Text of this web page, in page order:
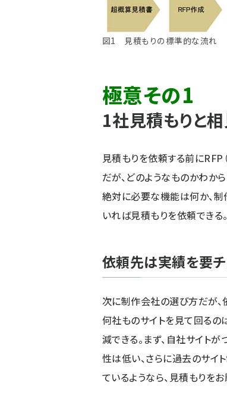
図1 見積もりの標準的な流れ
極意その1
1社見積もりと
見積もりを依頼する前にRFP
だが、どのようなものかわから
絶対に必要な機能は何か、
いれば見積もりを依頼できる。
依頼先は実績を要チ
次に制作会社の選び方だが、
何社ものサイトを見て回るの
減できる。まず、自社サイト
性は低い、さらに過去のサイ
ているようなら、見積もりを